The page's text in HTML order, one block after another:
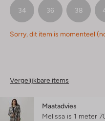
34 36 38
Sorry, dit item is momenteel
Vergelijkbare items
Maatadvies
Melissa is 1 meter